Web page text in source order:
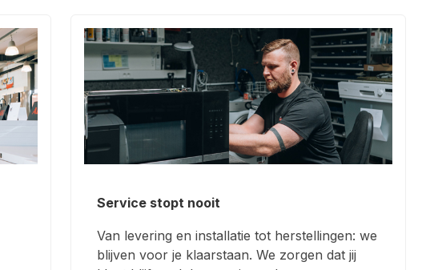
Service stopt nooit
Van levering en installatie tot herstellingen: we
blijven voor je klaarstaan. We zorgen dat jij